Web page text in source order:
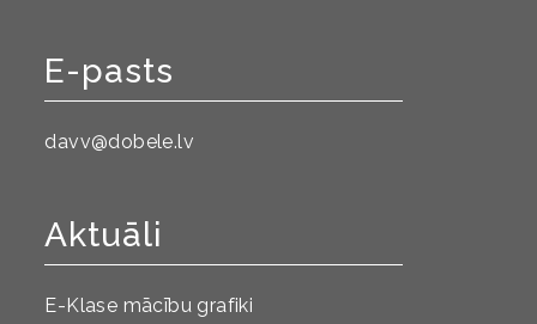
E-pasts
davv@dobele.lv
Aktuāli
E-Klase mācību grafiki